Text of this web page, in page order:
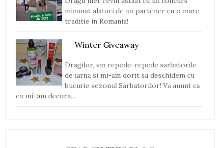
minunat alaturi de un partener cu o mare
traditie in Romania!
Winter Giveaway
Dragilor, vin repede-repede sarbatorile
de iarna si mi-am dorit sa deschidem cu
bucurie sezonul Sarbatorilor! Va anunt ca
eu mi-am decora...